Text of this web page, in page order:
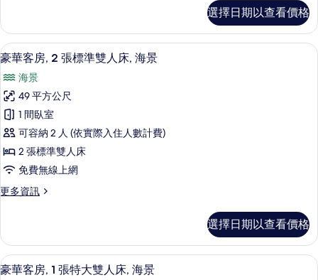
雙
人
床,
城
市
景
觀
的
所
有
客
房,
2
標
準
雙
人
床,
城
市
景
的
選擇日期以查看價格
顯
豪
華
客
房,
2
張
標
雙
人
床,
筆電工作空間、熨斗/熨衣板、免費
5
豪華客房, 2 張標準雙人床, 海景
海景
49 平方公尺
1 間臥室
可容納 2 人 (依實際入住人數計費)
2 張標準雙人床
免費無線上網
更多資訊
更
客
房,
2
選擇日期以查看價格
顯
筆電工作空間、熨斗/熨衣板、免費
7
豪華客房, 1 張特大雙人床, 海景